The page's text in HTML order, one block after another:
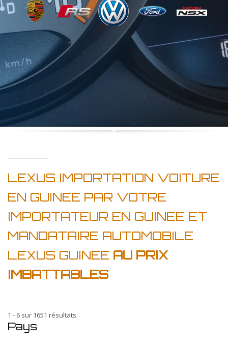
LEXUS IMPORTATION VOITURE
EN GUINEE PAR VOTRE
IMPORTATEUR EN GUINEE ET
MANDATAIRE AUTOMOBILE
LEXUS GUINEE AU PRIX
IMBATTABLES
1 - 6 sur 1651 résultats
Pays